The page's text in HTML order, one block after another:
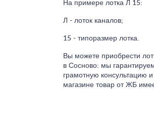
На примере лотка Л 15:
Л - лоток каналов;
15 - типоразмер лотка.
Вы можете приобрести
в Сосново: мы
грамотную консультацию
магазине товар от ЖБ